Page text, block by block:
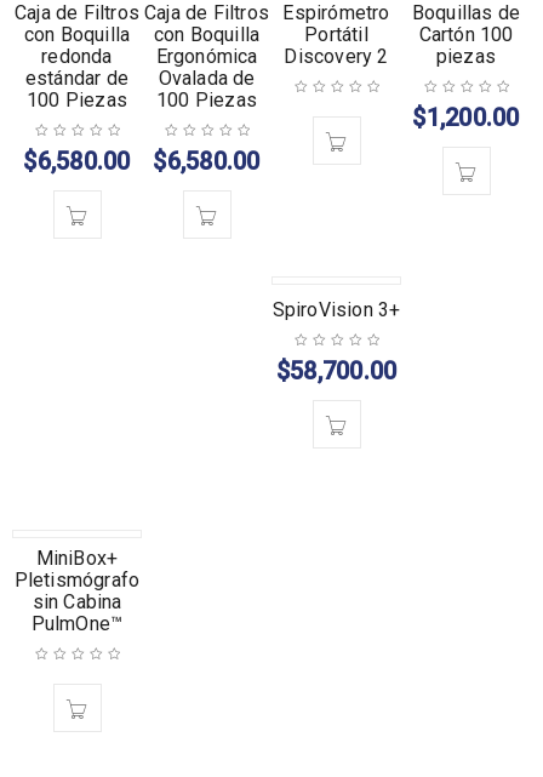
AGOTADO
Caja de Filtros
con Boquilla
redonda
estándar de
100 Piezas
$6,580.00
Caja de Filtros
con Boquilla
Ergonómica
Ovalada de
100 Piezas
$6,580.00
AGOTADO
Espirómetro
Portátil
Discovery 2
Boquillas de
Cartón 100
piezas
$1,200.00
SpiroVision 3+
$58,700.00
MiniBox+
Pletismógrafo
sin Cabina
PulmOne™